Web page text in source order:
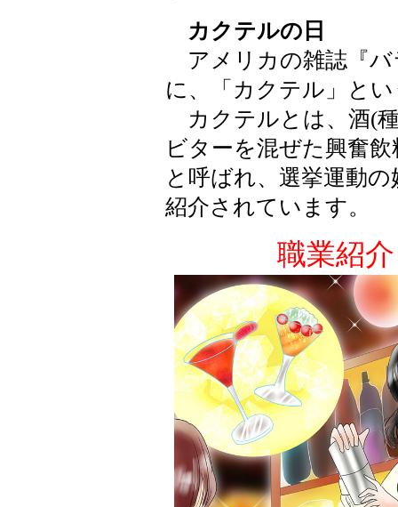
カクテルの日
アメリカの雑誌『バ
に、「カクテル」と
カクテルとは、酒(
ビターを混ぜた興奮
と呼ばれ、選挙運動
紹介されています。
職業紹